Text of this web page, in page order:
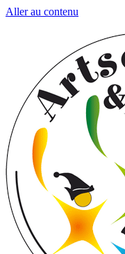
Aller au contenu